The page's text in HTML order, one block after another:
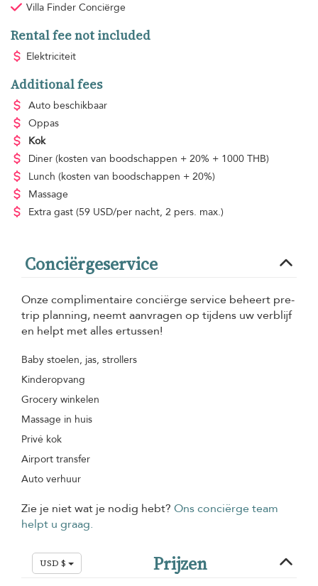
Villa Finder Conciërge
Rental fee not included
Elektriciteit
Additional fees
Auto beschikbaar
Oppas
Kok
Diner (kosten van boodschappen + 20% + 1000 THB)
Lunch (kosten van boodschappen + 20%)
Massage
Extra gast (59 USD/per nacht, 2 pers. max.)
Conciërgeservice
Onze complimentaire conciërge service beheert pre-
trip planning, neemt aanvragen op tijdens uw verblijf
en helpt met alles ertussen!
Baby stoelen, jas, strollers
Kinderopvang
Grocery winkelen
Massage in huis
Privé kok
Airport transfer
Auto verhuur
Zie je niet wat je nodig hebt? Ons conciërge team
helpt u graag.
USD $ Prijzen